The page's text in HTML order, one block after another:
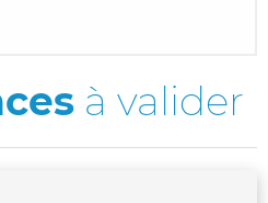
à valider